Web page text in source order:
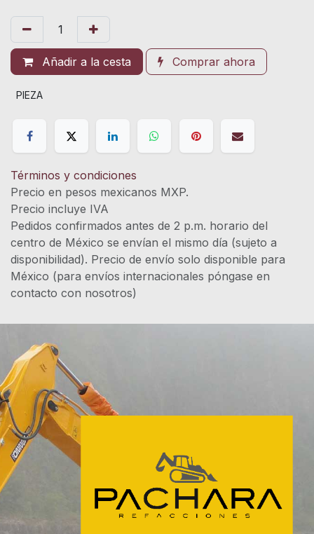
Añadir a la cesta Comprar ahora
PIEZA
Términos y condiciones
Precio en pesos mexicanos MXP.
Precio incluye IVA
Pedidos confirmados antes de 2 p.m. horario del
centro de México se envían el mismo día (sujeto a
disponibilidad). Precio de envío solo disponible para
México (para envíos internacionales póngase en
contacto con nosotros)